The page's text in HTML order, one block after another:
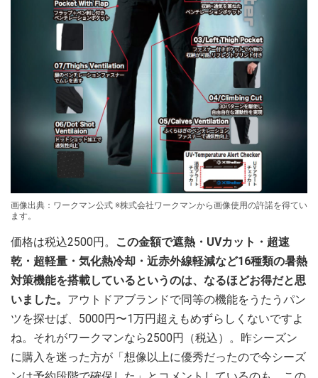
画像出典：ワークマン公式 ※株式会社ワークマンから画像使用の許諾を得てい
ます。
価格は税込2500円。
この金額で遮熱・UVカット・超速
乾・超軽量・気化熱冷却・近赤外線軽減など16種類の暑熱
対策機能を搭載しているというのは、なるほどお得だと思
いました。 アウトドアブランドで同等の機能をうたうパン
ツを探せば、5000円〜1万円超えもめずらしくないですよ
ね。それがワークマンなら2500円（税込）。昨シーズン
に購入を迷った方が「想像以上に優秀だったので今シーズ